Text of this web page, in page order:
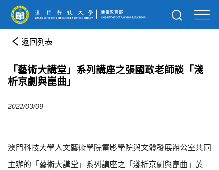
返回列表
「藝術大講堂」系列講座之張國政老師談「淺
析京劇與崑曲」
2022/03/09
澳門科技大學人文藝術學院電影學院與文體發展辦公室共同
主辦的「藝術大講堂」系列講座之「淺析京劇與崑曲」於